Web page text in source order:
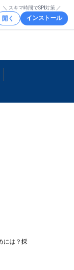
＼ スキマ時間でSPI対策 ／
開く インストール
には？採